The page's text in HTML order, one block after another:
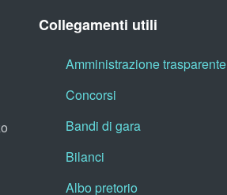
Collegamenti utili
Amministrazione trasparente
Concorsi
Bandi di gara
Bilanci
Albo pretorio